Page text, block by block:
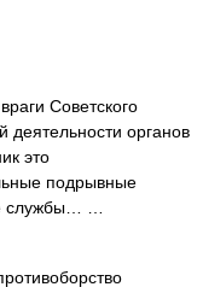
Советского
деятельности органов
это
подрывные
службы… …